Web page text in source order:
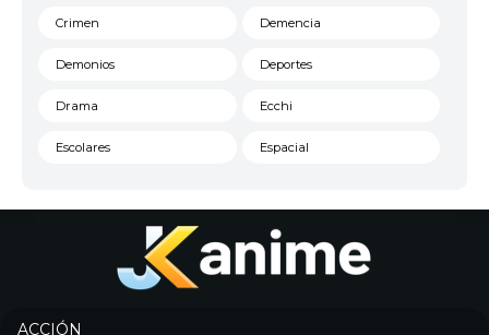
Crimen Demencia
Demonios Deportes
Drama Ecchi
Escolares Espacial
Historico
Josei
ACCIÓN